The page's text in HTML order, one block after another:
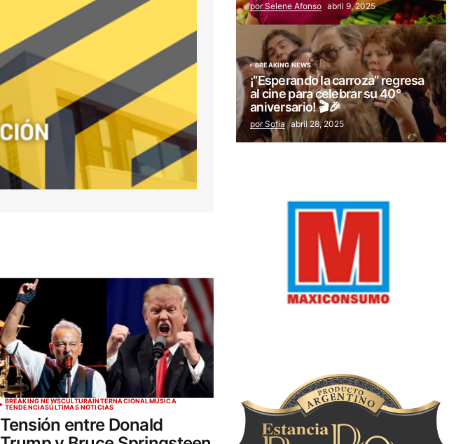
BREAKING NEWSCULTURAINTERNACIONALMÚSICA
TENDENCIASÚLTIMAS NOTICIAS
Tensión entre Donald
por Selene Afonso abril 9, 2025
BREAKING NEWS
¡“Esperando la carroza” regresa
al cine para celebrar su 40°
aniversario! 🎬🎉
por Sofía abril 28, 2025